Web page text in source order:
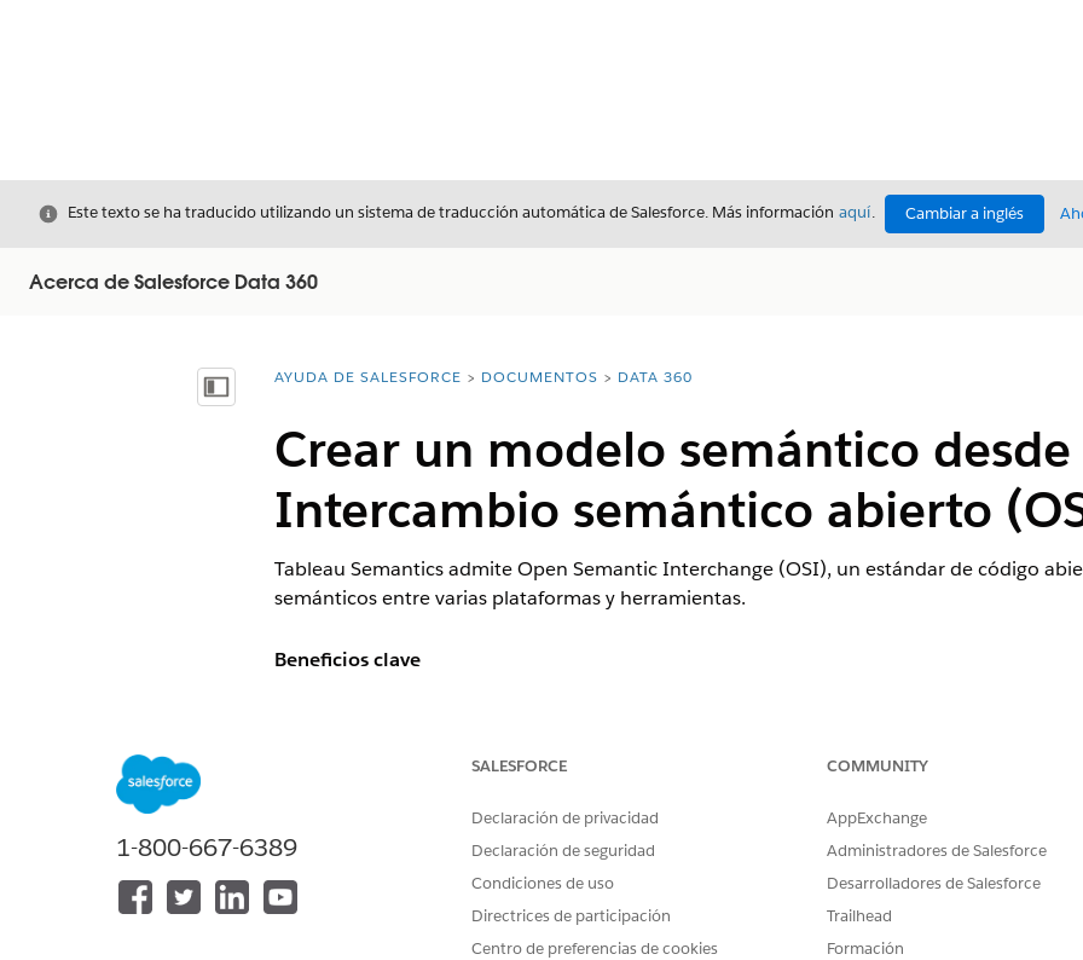
Cerrar
Este texto se ha traducido utilizando un sistema de traducción automática de Salesforce. Más información aquí. Cambiar a inglés
Acerca de Salesforce Data 360
Mostrar índice de materias
Usted está aquí:
AYUDA DE SALESFORCE DOCUMENTOS DATA 360
Crear un modelo semántico desde
Intercambio semántico abierto
Tableau Semantics admite Open Semantic Interchange (OSI), un estándar de código
semánticos entre varias plataformas y herramientas.
Beneficios clave
Coherencia: Las empresas pueden mantener una única fuente de verdad unificada entre
Estos recursos proporcionan información adicional acerca de OSI:
Obtenga más información acerca de OSI en el
Ver la especificación de código abierto y los traductores en
GitHub
Ver el Conversor de OSI de Salesforce enGitHub
1-800-667-6389
SALESFORCE
Declaración de privacidad
Declaración de seguridad
Condiciones de uso
Directrices de participación
Centro de preferencias de cookies
COMMUNITY
AppExchange
Administradores de Salesforce
Desarrolladores de Salesforce
Trailhead
Formación